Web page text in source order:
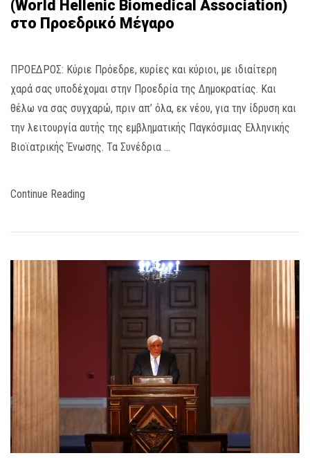
(World Hellenic Biomedical Association)
στο Προεδρικό Μέγαρο
ΠΡΟΕΔΡΟΣ: Κύριε Πρόεδρε, κυρίες και κύριοι, με ιδιαίτερη
χαρά σας υποδέχομαι στην Προεδρία της Δημοκρατίας. Και
θέλω να σας συγχαρώ, πριν απ’ όλα, εκ νέου, για την ίδρυση και
την λειτουργία αυτής της εμβληματικής Παγκόσμιας Ελληνικής
Βιοϊατρικής Ένωσης. Τα Συνέδρια …
Continue Reading